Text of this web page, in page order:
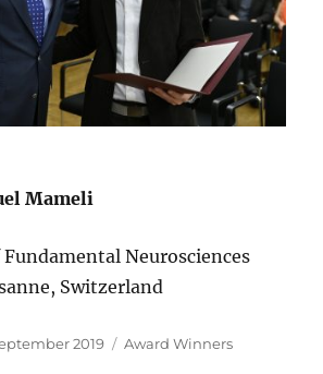
Mameli
Neurosciences
Switzerland
2019 Kategorien
Award Winners